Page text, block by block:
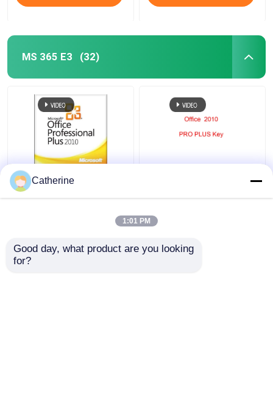
MS 365 E3 (32)
Volledige Zeer
belangrijke Code 32
Word 2010 Activering
Van de Mej.Office 2010
Veelvoudige Activering
Catherine
1:01 PM
Good day, what product are you looking
for?